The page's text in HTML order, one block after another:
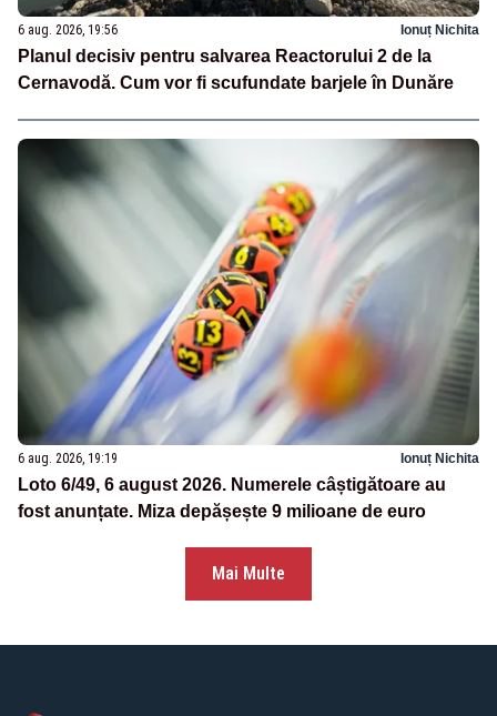
6 aug. 2026, 19:56 Ionuț Nichita
Planul decisiv pentru salvarea Reactorului 2 de la
Cernavodă. Cum vor fi scufundate barjele în Dunăre
6 aug. 2026, 19:19 Ionuț Nichita
Loto 6/49, 6 august 2026. Numerele câștigătoare au
fost anunțate. Miza depășește 9 milioane de euro
Mai Multe